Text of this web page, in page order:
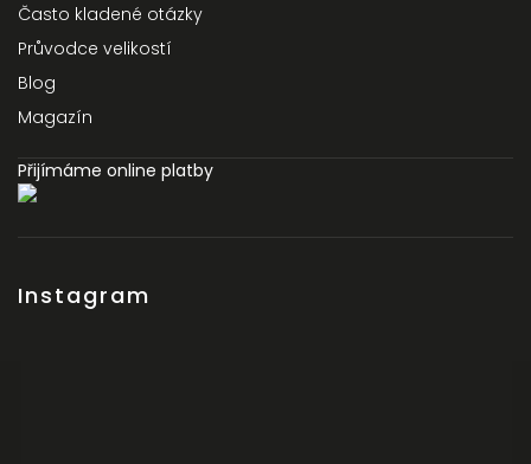
Často kladené otázky
Průvodce velikostí
Blog
Magazín
Přijímáme online platby
Instagram